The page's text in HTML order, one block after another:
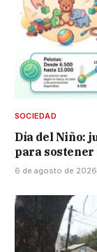
SOCIEDAD
Día del Niño:
para sostener
6 de agosto de 2026